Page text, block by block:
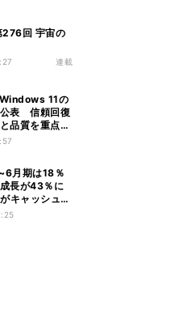
276回 宇宙の
連載
11の
公表 信頼回復
品質を重点改
月期は18％
長が43％に
キャッシュフ